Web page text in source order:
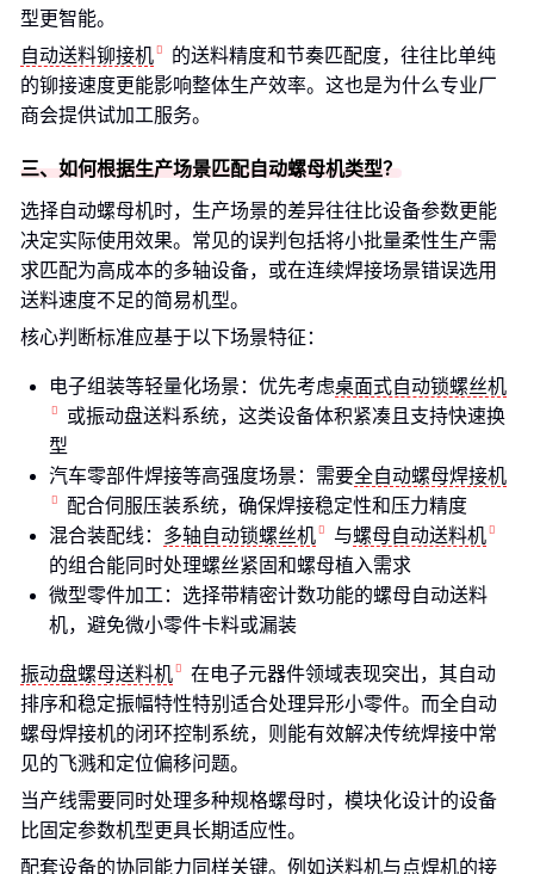
型更智能。
自动送料铆接机
的送料精度和节奏匹配度，往往比单纯
的铆接速度更能影响整体生产效率。这也是为什么专业厂
商会提供试加工服务。
三、如何根据生产场景匹配自动螺母机类型？
选择自动螺母机时，生产场景的差异往往比设备参数更能
决定实际使用效果。常见的误判包括将小批量柔性生产需
求匹配为高成本的多轴设备，或在连续焊接场景错误选用
送料速度不足的简易机型。
核心判断标准应基于以下场景特征：
电子组装等轻量化场景：优先考虑桌面式自动锁螺丝机
或振动盘送料系统，这类设备体积紧凑且支持快速换
型
汽车零部件焊接等高强度场景：需要全自动螺母焊接机
配合伺服压装系统，确保焊接稳定性和压力精度
混合装配线： 多轴自动锁螺丝机 与螺母自动送料机
的组合能同时处理螺丝紧固和螺母植入需求
微型零件加工：选择带精密计数功能的螺母自动送料
机，避免微小零件卡料或漏装
振动盘螺母送料机
在电子元器件领域表现突出，其自动
排序和稳定振幅特性特别适合处理异形小零件。而全自动
螺母焊接机的闭环控制系统，则能有效解决传统焊接中常
见的飞溅和定位偏移问题。
当产线需要同时处理多种规格螺母时，模块化设计的设备
比固定参数机型更具长期适应性。
配套设备的协同能力同样关键。例如送料机与点焊机的接